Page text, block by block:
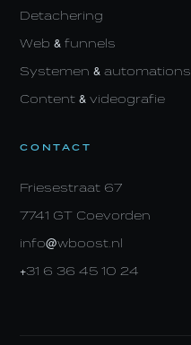
Detachering
Web & funnels
Systemen & automations
Content & videografie
CONTACT
Friesestraat 67
7741 GT Coevorden
info@wboost.nl
+31 6 36 45 10 24